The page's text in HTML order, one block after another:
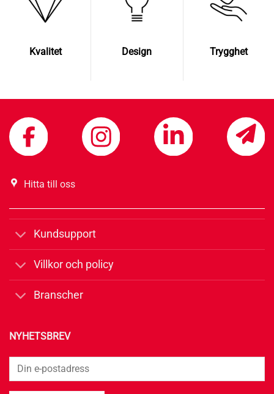
Kvalitet Design Trygghet
Hitta till oss
Kundsupport
Villkor och policy
Branscher
NYHETSBREV